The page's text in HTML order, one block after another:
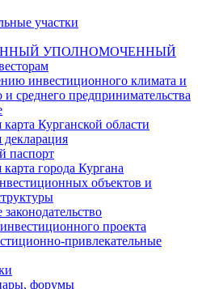
участки
УПОЛНОМОЧЕННЫЙ
инвестиционного климата и
среднего предпринимательства
Курганской области
паспорт
города Кургана
объектов и
проекта
привлекательные
форумы